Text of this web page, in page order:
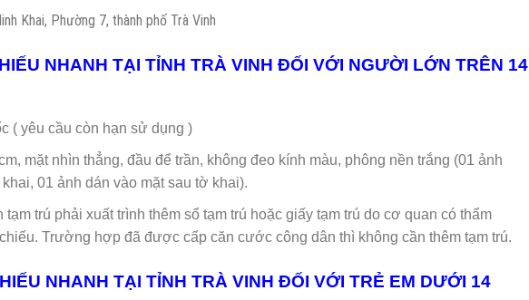
Khai, Phường 7, thành phố Trà Vinh
NHANH TẠI TỈNH TRÀ VINH ĐỐI VỚI NGƯỜI LỚN TRÊN 14
( yêu cầu còn hạn sử dụng )
mặt nhìn thẳng, đầu để trần, không đeo kính màu, phông nền trắng (01 ảnh
01 ảnh dán vào mặt sau tờ khai).
trú phải xuất trình thêm sổ tạm trú hoặc giấy tạm trú do cơ quan có thẩm
Trường hợp đã được cấp căn cước công dân thì không cần thêm tạm trú.
NHANH TẠI TỈNH TRÀ VINH ĐỐI VỚI TRẺ EM DƯỚI 14